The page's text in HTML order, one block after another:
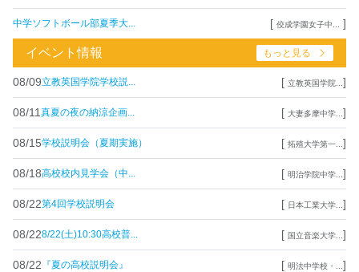
中学ソフトボール部夏季大... [ 佼成学園女子中... ]
イベント情報 もっと見る
08/09立教英国学院学校説... [ 立教英国学院... ]
08/11 真夏の夜の納涼企画... [ 大妻多摩中学... ]
08/15学校説明会（夏期実施） [ 拓殖大学第一... ]
08/18高校校内見学会（中... [ 明治学院中学... ]
08/22第4回学校説明会 [ 日本工業大学... ]
08/228/22(土)10:30高校普... [ 国立音楽大学... ]
08/22 『夏の高校説明会』 [ 明法中学校・... ]